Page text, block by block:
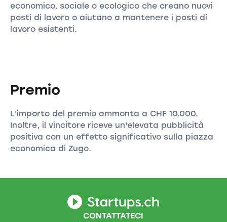
economico, sociale o ecologico che creano nuovi
posti di lavoro o aiutano a mantenere i posti di
lavoro esistenti.
Premio
L'importo del premio ammonta a CHF 10.000.
Inoltre, il vincitore riceve un'elevata pubblicità
positiva con un effetto significativo sulla piazza
economica di Zugo.
CONTATTATECI